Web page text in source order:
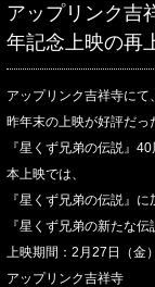
アップリンク吉
年記念上映の再
アップリンク吉祥寺にて、
昨年末の上映が好評だっ
『星くず兄弟の伝説』
本上映では、
『星くず兄弟の伝説』に
『星くず兄弟の新たな伝
上映期間：2月27日（金
アップリンク吉祥寺